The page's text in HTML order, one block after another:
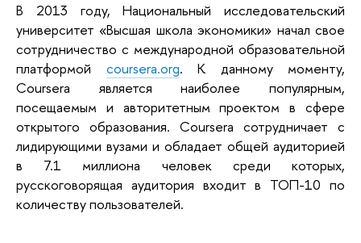
В 2013 году, Национальный исследовательский
университет «Высшая школа экономики» начал свое
сотрудничество с международной образовательной
платформой сoursera.org. К данному моменту,
Coursera является наиболее популярным,
посещаемым и авторитетным проектом в сфере
открытого образования. Coursera сотрудничает с
лидирующими вузами и обладает общей аудиторией
в 7.1 миллиона человек среди которых,
русскоговорящая аудитория входит в ТОП-10 по
количеству пользователей.